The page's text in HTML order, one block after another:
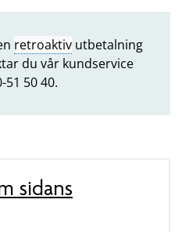
retroaktiv utbetalning
du vår kundservice
50 40.
sidans